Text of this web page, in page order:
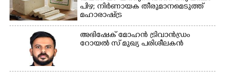
പിഴ; നിർണായക തീരുമാനമെടുത്ത്
മഹാരാഷ്ട്ര
അഭിഷേക് മോഹൻ ട്രിവാൻഡ്രം
റോയൽ സ് മുഖ്യ പരിശീലകൻ